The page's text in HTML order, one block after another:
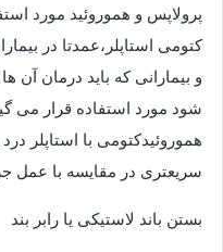
پرولاپس و هموروئید مورد
و بیمارانی که باید درمان آن
شود مورد استفاده قرار می
هموروئیدکتومی با استاپلر
سریعتری در مقایسه با عمل
بستن باند لاستیکی یا رابر بند